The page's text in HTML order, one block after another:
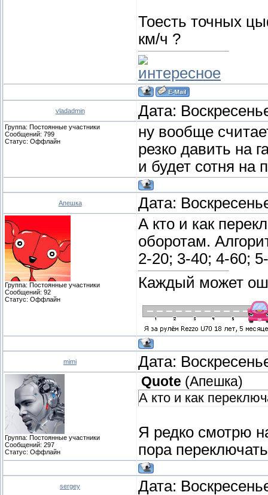
прогрева двигателя.
• Не повышайте
двигателя.
• Старайтесь
торможений, за
экстренных
обеспечить
деталей тормозной
• Для
двигателя и в целях
избегайте резкого
и разгонов, а также
движения с высокой
• При разгоне на
не нажимайте до
акселератора.
• Не допускается
автомобилей.
Тоесть точных
км/ч ?
интересное
vladadmin Дата:
Группа: Постоянные участники
Сообщений: 799
Статус: Оффлайн
ну вообще
резко давить на
и будет сотня на
Апешка Дата:
Группа: Постоянные участники
Сообщений: 92
Статус: Оффлайн
А кто и как
оборотам.
2-20; 3-40; 4-60;
Каждый может
mimi Дата:
Группа: Постоянные участники
Сообщений: 297
Статус: Оффлайн
Quote (Апешка)
А кто и как
Я редко смотрю
пора
sergey Дата: